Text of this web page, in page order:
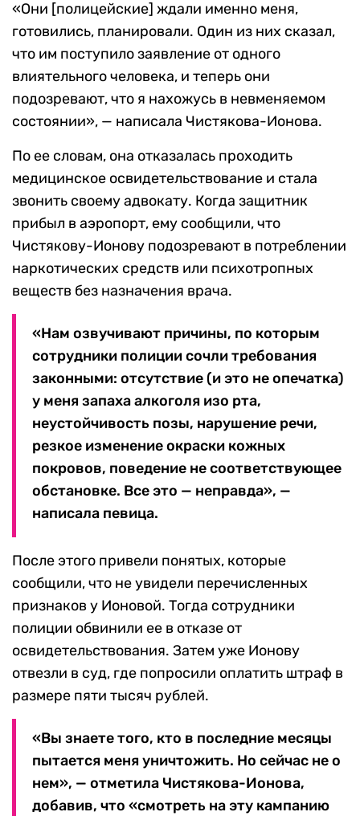
«Они [полицейские] ждали именно меня,
готовились, планировали. Один из них сказал,
что им поступило заявление от одного
влиятельного человека, и теперь они
подозревают, что я нахожусь в невменяемом
состоянии», — написала Чистякова-Ионова.
По ее словам, она отказалась проходить
медицинское освидетельствование и стала
звонить своему адвокату. Когда защитник
прибыл в аэропорт, ему сообщили, что
Чистякову-Ионову подозревают в потреблении
наркотических средств или психотропных
веществ без назначения врача.
«Нам озвучивают причины, по которым
сотрудники полиции сочли требования
законными: отсутствие (и это не опечатка)
у меня запаха алкоголя изо рта,
неустойчивость позы, нарушение речи,
резкое изменение окраски кожных
покровов, поведение не соответствующее
обстановке. Все это — неправда», —
написала певица.
После этого привели понятых, которые
сообщили, что не увидели перечисленных
признаков у Ионовой. Тогда сотрудники
полиции обвинили ее в отказе от
освидетельствования. Затем уже Ионову
отвезли в суд, где попросили оплатить штраф в
размере пяти тысяч рублей.
«Вы знаете того, кто в последние месяцы
пытается меня уничтожить. Но сейчас не о
нем», — отметила Чистякова-Ионова,
добавив, что «смотреть на эту кампанию